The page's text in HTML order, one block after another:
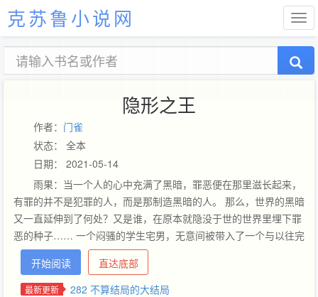
克苏鲁小说网
隐形之王
作者： 门雀
状态： 全本
日期： 2021-05-14
雨果：当一个人的心中充满了黑暗，罪恶便在那里滋长起来，
有罪的并不是犯罪的人，而是那制造黑暗的人。 那么，世界的黑暗
又一直延伸到了何处？又是谁，在原本就隐没于世的世界里埋下罪
恶的种子…… 一个闷骚的学生宅男，无意间被带入了一个与以往完
全不同的世界，在世界观悄然改变的同时，娇小的女老师，单纯的
初恋，失落的红尘女……一个个莺莺燕燕，不知不觉走进他的世
界，而与之相随的，还有阴谋、阳谋，与解不开的未知枷锁！ 如果
开始阅读 直达底部
最新更新 282 不算结局的大结局